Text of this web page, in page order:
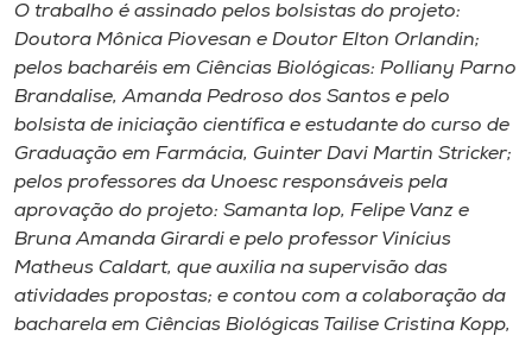
Selecione
o idioma
A+
A-
O trabalho é assinado pelos bolsistas do projeto:
Doutora Mônica Piovesan e Doutor Elton Orlandin;
pelos bacharéis em Ciências Biológicas: Polliany Parno
Brandalise, Amanda Pedroso dos Santos e pelo
bolsista de iniciação científica e estudante do curso de
Graduação em Farmácia, Guinter Davi Martin Stricker;
pelos professores da Unoesc responsáveis pela
aprovação do projeto: Samanta Iop, Felipe Vanz e
Bruna Amanda Girardi e pelo professor Vinícius
Matheus Caldart, que auxilia na supervisão das
atividades propostas; e contou com a colaboração da
bacharela em Ciências Biológicas Tailise Cristina Kopp,